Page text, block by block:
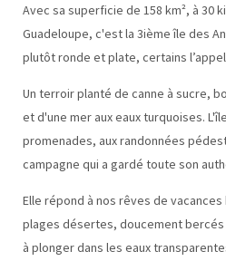
Avec sa superficie de 158 km², à 30
Guadeloupe, c'est la 3ième île des
plutôt ronde et plate, certains
Un terroir planté de canne à sucre,
et d'une mer aux eaux turquoises.
promenades, aux randonnées
campagne qui a gardé toute son
Elle répond à nos rêves de
plages désertes, doucement
à plonger dans les eaux